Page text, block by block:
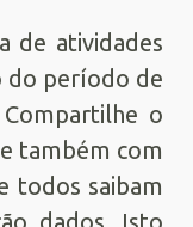
de atividades
do período de
o
também com
todos saibam